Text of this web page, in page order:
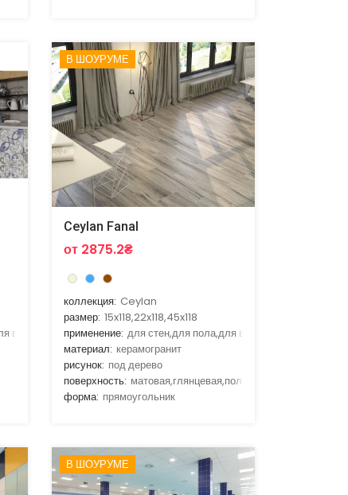
ванной,для кухни
В ШОУРУМЕ
Ceylan Fanal
от 2875.2₴
коллекция: Ceylan
размер: 15x118,22x118,45x118
применение: для стен,для пола,для ванной,для
материал: керамогранит
рисунок: под дерево
поверхность: матовая,глянцевая,полированная
форма: прямоугольник
В ШОУРУМЕ